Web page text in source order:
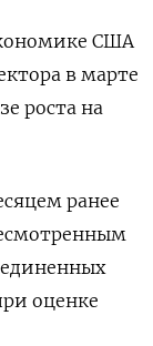
‌США
в ​марте
‌роста на
‌ранее
​оценке